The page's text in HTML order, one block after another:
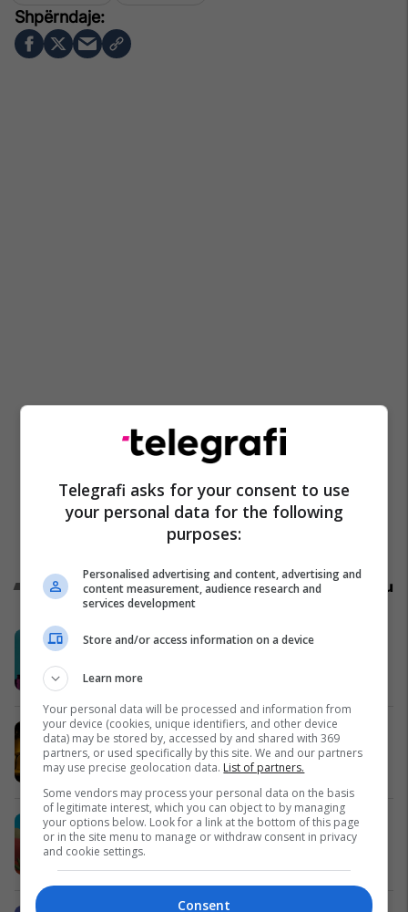
Promo Reklamo këtu
Swinto – Financimi digjital në pak
Me VIPA, çdo ndeshje shijohet
ndryshe
Vipa Chips
Argeta sjell shijet e botës: Argeta
Mexico dhe Argeta India
Telegrafi asks for your consent to use
your personal data for the following
purposes:
Personalised advertising and content, advertising and
content measurement, audience research and
services development
Store and/or access information on a device
Learn more
Your personal data will be processed and information from
your device (cookies, unique identifiers, and other device
data) may be stored by, accessed by and shared with 369
partners, or used specifically by this site. We and our partners
may use precise geolocation data. List of partners.
Some vendors may process your personal data on the basis
of legitimate interest, which you can object to by managing
your options below. Look for a link at the bottom of this page
or in the site menu to manage or withdraw consent in privacy
and cookie settings.
Consent